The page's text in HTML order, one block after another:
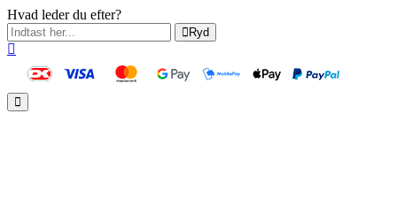
Hvad leder du efter?
Ryd